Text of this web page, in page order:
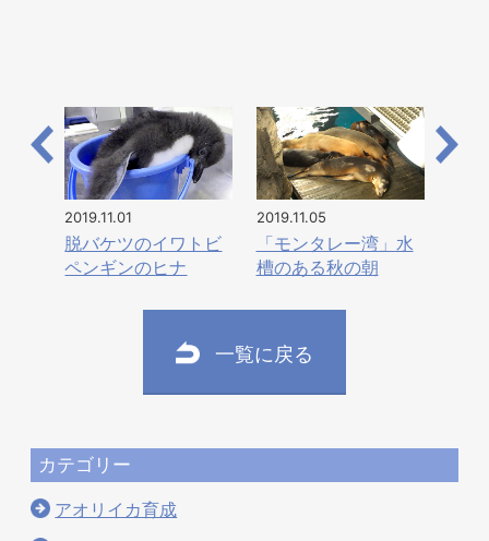
2019.11.01
脱バケツのイワトビ
ペンギンのヒナ
2019.11.05
「モンタレー湾」水
槽のある秋の朝
一覧に戻る
カテゴリー
アオリイカ育成